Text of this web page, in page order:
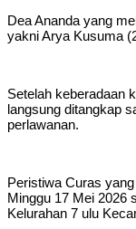
Dea Ananda yang
yakni Arya Kusuma
Setelah keberadaan
langsung ditangkap
perlawanan.
Peristiwa Curas
Minggu 17 Mei 2026
Kelurahan 7 ulu